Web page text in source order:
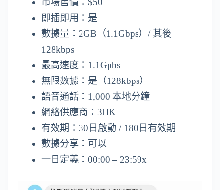
即插即用：是
數據量：2GB（1.1Gbps）/ 其後
128kbps
最高速度：1.1Gpbs
無限數據：是（128kbps）
語音通話：1,000 本地分鐘
網絡供應商：3HK
有效期：30日啟動 / 180日有效期
數據分享：可以
一日定義：00:00 – 23:59x